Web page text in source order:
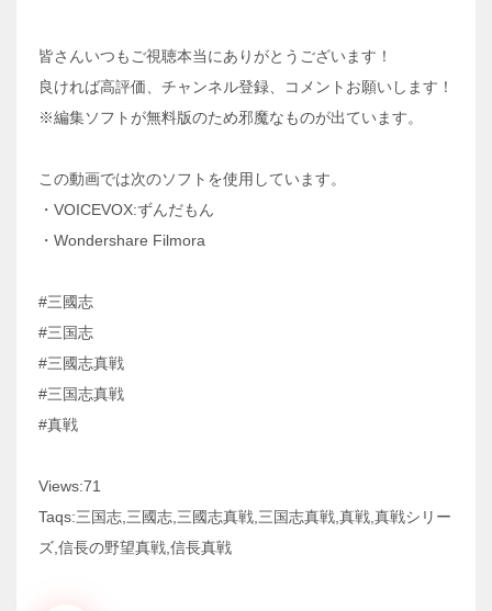
皆さんいつもご視聴本当にありがとうございます！
良ければ高評価、チャンネル登録、コメントお願いします！
※編集ソフトが無料版のため邪魔なものが出ています。
この動画では次のソフトを使用しています。
・VOICEVOX:ずんだもん
・Wondershare Filmora
#三國志
#三国志
#三國志真戦
#三国志真戦
#真戦
Views:71
Taqs:三国志,三國志,三國志真戦,三国志真戦,真戦,真戦シリー
ズ,信長の野望真戦,信長真戦